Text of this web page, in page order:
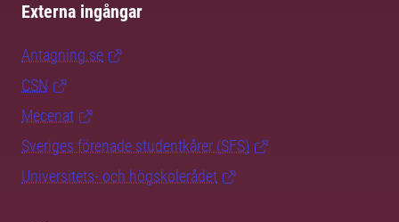
Externa ingångar
Antagning.se
CSN
Mecenat
Sveriges förenade studentkårer (SFS)
Universitets- och högskolerådet